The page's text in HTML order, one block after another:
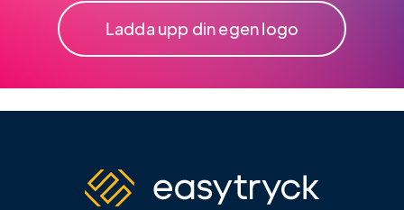
Ladda upp din egen logo